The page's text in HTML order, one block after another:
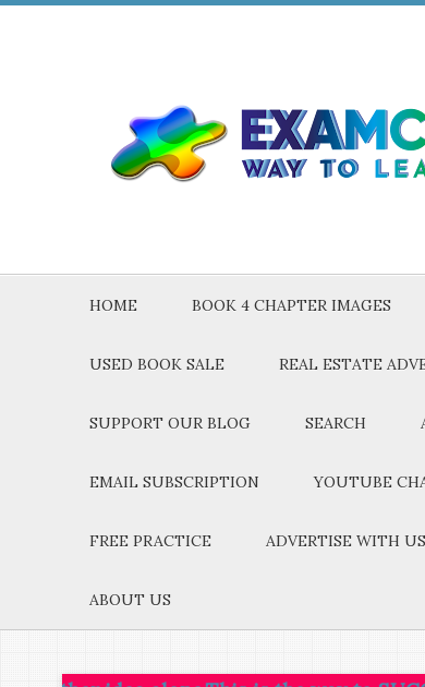
HOME BOOK 4 CHAPTER IMAGES
USED BOOK SALE REAL ESTATE
SUPPORT OUR BLOG SEARCH
EMAIL SUBSCRIPTION YOUTUBE
FREE PRACTICE ADVERTISE WITH US
ABOUT US